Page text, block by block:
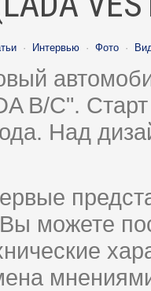
· Интервью · Фото ·
B/C".
Над
Вы можете